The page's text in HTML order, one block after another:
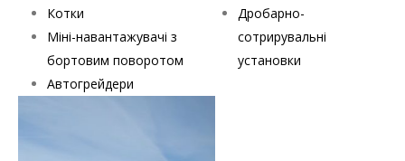
Котки
Міні-навантажувачі з
бортовим поворотом
Автогрейдери
Дробарно-
сотрирувальні
установки